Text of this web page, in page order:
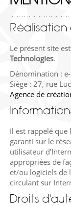
Le présent site
Technologies.
Dénomination :
Siège : 27, rue
Agence de
Il est rappelé que
garanti sur le
utilisateur
appropriées de
et/ou logiciels de
circulant sur
Droits